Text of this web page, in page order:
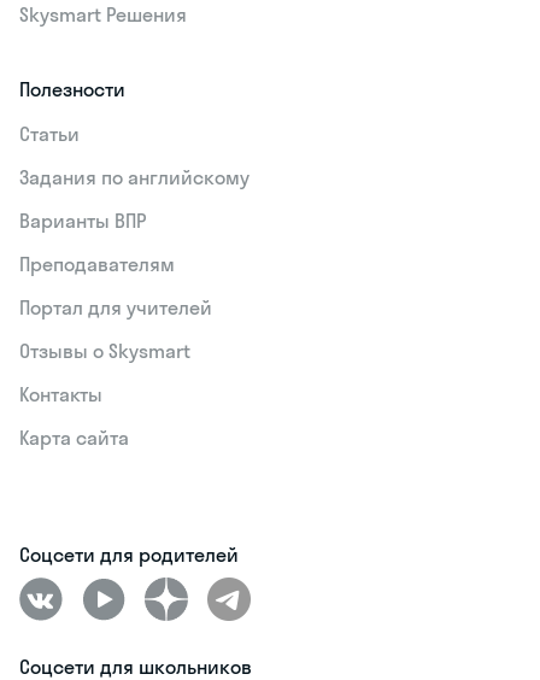
Skysmart Решения
Полезности
Статьи
Задания по английскому
Варианты ВПР
Преподавателям
Портал для учителей
Отзывы о Skysmart
Контакты
Карта сайта
Соцсети для родителей
Соцсети для школьников